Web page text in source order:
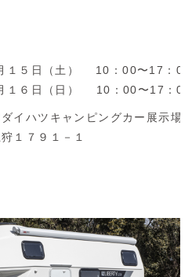
１５日（土） 10：00〜17：00
１６日（日） 10：00〜17：00
イハツキャンピングカー展示場
１７９１－１